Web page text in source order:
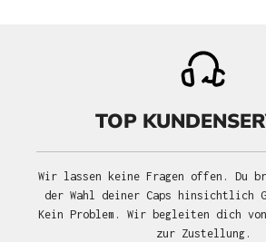
TOP
Wir lassen keine Fragen offen. Du
der Wahl deiner Caps hinsichtlich
Kein Problem. Wir begleiten dich
zur Zustellung.